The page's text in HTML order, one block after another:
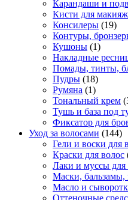
Карандаши и
Кисти для
Консилеры (19)
Контуры,
Кушоны (1)
Накладные
Помады, тинты,
Пудры (18)
Румяна (1)
Тональный крем
Тушь и база под
Фиксатор для
Уход за волосами (144)
Гели и воски для
Краски для волос
Лаки и муссы для
Маски, бальзамы,
Масло и